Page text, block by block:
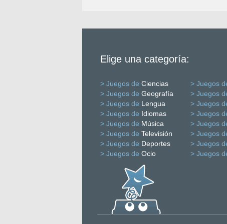
Elige una categoría:
> Juegos de Ciencias > Juegos
> Juegos de Geografía > Juegos
> Juegos de Lengua > Juegos
> Juegos de Idiomas > Juegos
> Juegos de Música > Juegos
> Juegos de Televisión > Juegos
> Juegos de Deportes > Juegos
> Juegos de Ocio > Juegos